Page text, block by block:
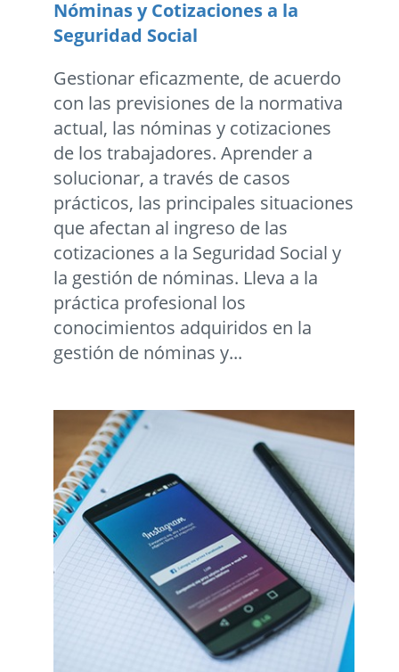
Nóminas y Cotizaciones a la
Seguridad Social
Gestionar eficazmente, de acuerdo
con las previsiones de la normativa
actual, las nóminas y cotizaciones
de los trabajadores. Aprender a
solucionar, a través de casos
prácticos, las principales situaciones
que afectan al ingreso de las
cotizaciones a la Seguridad Social y
la gestión de nóminas. Lleva a la
práctica profesional los
conocimientos adquiridos en la
gestión de nóminas y...